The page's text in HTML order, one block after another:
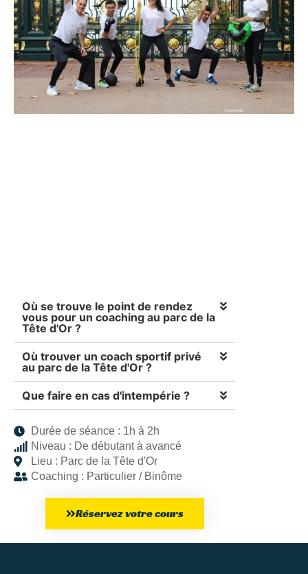
Où se trouve le point de rendez
vous pour un coaching au parc de la
Tête d'Or ?
Où trouver un coach sportif privé
au parc de la Tête d'Or ?
Que faire en cas d'intempérie ?
Durée de séance : 1h à 2h
Niveau : De débutant à avancé
Lieu : Parc de la Tête d'Or
Coaching : Particulier / Binôme
Réservez votre cours